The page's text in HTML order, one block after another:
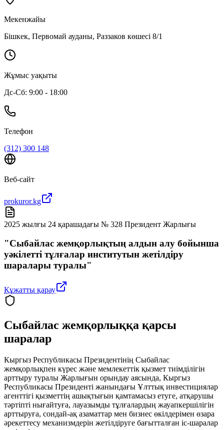
Мекенжайы
Бішкек, Первомай ауданы, Раззаков көшесі 8/1
Жұмыс уақыты
Дс-Сб: 9:00 - 18:00
Телефон
(312) 300 148
Веб-сайт
prokuror.kg
2025 жылғы 24 қарашадағы № 328 Президент Жарлығы
"Сыбайлас жемқорлықтың алдын алу бойынша
уәкілетті тұлғалар институтын жетілдіру
шаралары туралы"
Құжатты қарау
Сыбайлас жемқорлыққа қарсы
шаралар
Кыргыз Республикасы Президентінің Сыбайлас
жемқорлықпен күрес және мемлекеттік қызмет тиімділігін
арттыру туралы Жарлығын орындау аясында, Кыргыз
Республикасы Президенті жанындағы Ұлттық инвестициялар
агенттігі қызметтің ашықтығын қамтамасыз етуге, атқарушы
тәртіпті нығайтуға, лауазымды тұлғалардың жауапкершілігін
арттыруға, сондай-ақ азаматтар мен бизнес өкілдерімен өзара
әрекеттесу механизмдерін жетілдіруге бағытталған іс-шаралар